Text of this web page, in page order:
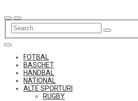
to
content
FOTBAL
BASCHET
HANDBAL
NATIONAL
ALTE SPORTURI
RUGBY